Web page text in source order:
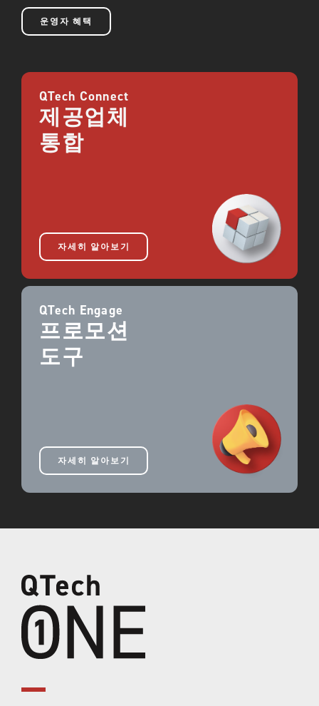
운영자 혜택
QTech Connect
제공업체
통합
자세히 알아보기
QTech Engage
프로모션
도구
자세히 알아보기
QTech Games에 오신 걸
환영합니다!
English 中文 (中国)